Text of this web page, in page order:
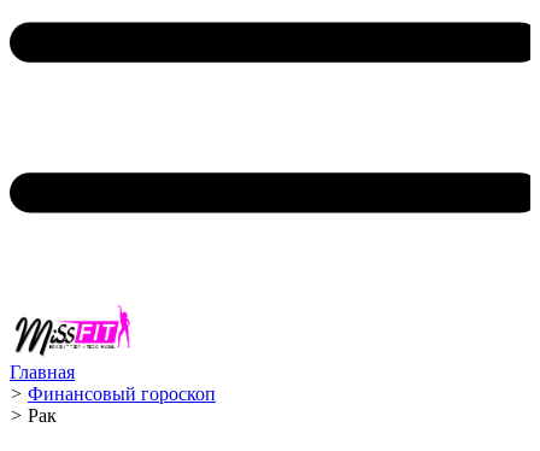
Главная
> Финансовый гороскоп
> Рак ️